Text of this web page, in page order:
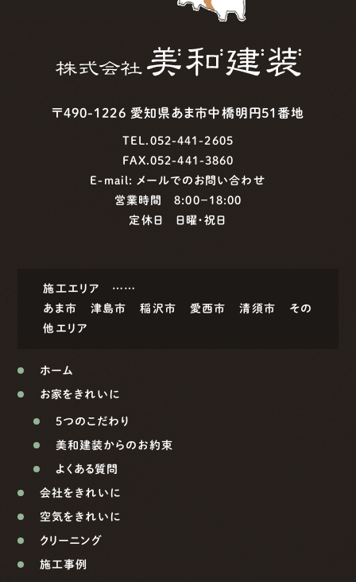
〒490-1226 愛知県あま市中橋明円51番地
TEL.052-441-2605
FAX.052-441-3860
E-mail: メールでのお問い合わせ
営業時間 8:00−18:00
定休日 日曜・祝日
施工エリア ……
あま市
津島市 稲沢市 愛西市 清須市
その
他エリア
ホーム
お家をきれいに
5つのこだわり
美和建装からのお約束
よくある質問
会社をきれいに
空気をきれいに
クリーニング
施工事例